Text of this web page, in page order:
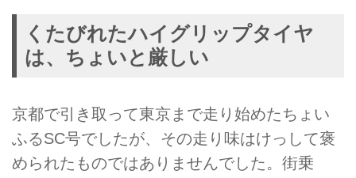
くたびれたハイグリップタイヤ
は、ちょいと厳しい
京都で引き取って東京まで走り始めたちょい
ふるSC号でしたが、その走り味はけっして褒
められたものではありませんでした。街乗